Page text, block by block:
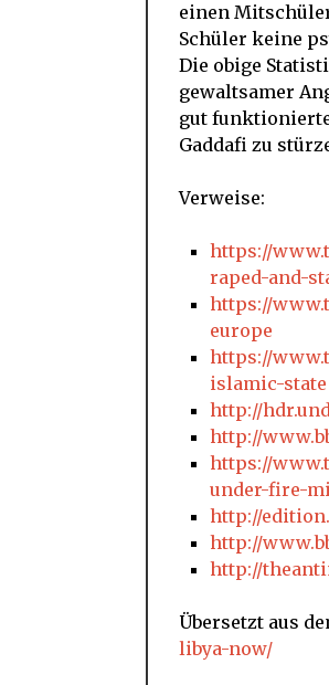
einen
Schüler keine
Die obige
gewaltsamer
gut
Gaddafi zu
Verweise:
https://
raped-and-
https://
europe
https://
islamic-state
http://
http://
https://
under-fire-
http://
http://
http://
Übersetzt aus
libya-now/